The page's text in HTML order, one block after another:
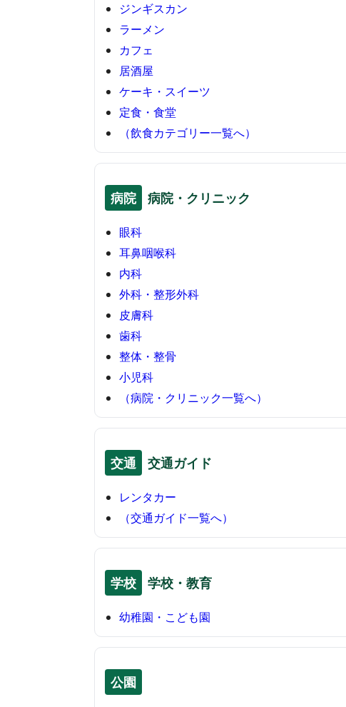
ジンギスカン
ラーメン
カフェ
居酒屋
ケーキ・スイーツ
定食・食堂
（飲食カテゴリー一覧へ）
病院 病院・クリニック
眼科
耳鼻咽喉科
内科
外科・整形外科
皮膚科
歯科
整体・整骨
小児科
（病院・クリニック一覧へ）
交通 交通ガイド
レンタカー
（交通ガイド一覧へ）
学校 学校・教育
幼稚園・こども園
公園